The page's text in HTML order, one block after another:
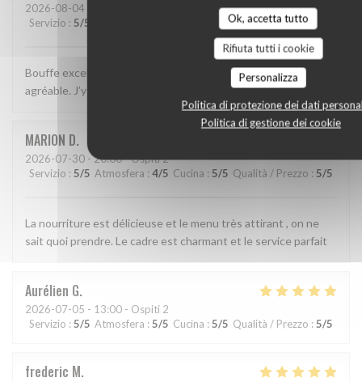
Ok, accetta tutto
Rifiuta tutti i cookie
Personalizza
Politica di protezione dei dati
Politica di gestione dei cookie
2026-08-04
Servizio : 5/5 /5 Qualità / Prezzo
Bouffe excellente, décor sympa et service simple, efficace et
agréable. J’y retournerai!
MARION D
2026-07-30 - 20:00 - Ospiti 2
Servizio : 5/5 Atmosfera : 4/5 Cucina : 5/5 Qualità / Prezzo : 5/5
La nourriture est délicieuse et le menu très attirant , on ne
sait quoi prendre. Le cadre est charmant et le service parfait
Aurélien G
2026-07-05 - 13:00 - Ospiti 2
Servizio : 5/5 Atmosfera : 5/5 Cucina : 5/5 Qualità / Prezzo : 5/5
frederic M